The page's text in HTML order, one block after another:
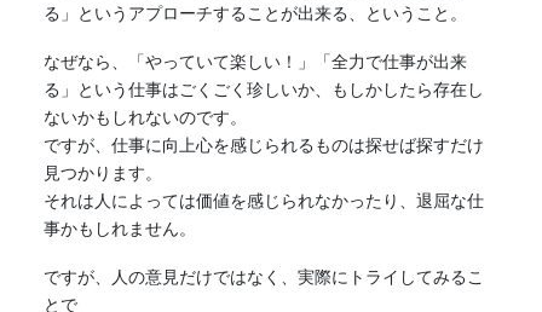
る」というアプローチすることが出来る、ということ。
なぜなら、「やっていて楽しい！」「全力で仕事が出来
る」という仕事はごくごく珍しいか、もしかしたら存在し
ないかもしれないのです。
ですが、仕事に向上心を感じられるものは探せば探すだけ
見つかります。
それは人によっては価値を感じられなかったり、退屈な仕
事かもしれません。
ですが、人の意見だけではなく、実際にトライしてみるこ
とで